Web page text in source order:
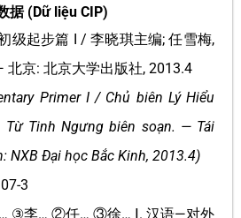
据 (Dữ liệu CIP)
级起步篇 I / 李晓琪主编; 任雪梅,
京: 北京大学出版社, 2013.4
Primer I / Chủ biên Lý Hiểu
Từ Tinh Ngưng biên soạn. — Tái
NXB Đại học Bắc Kinh, 2013.4)
3
③李… ②任… ③徐… Ⅰ. 汉语—对外